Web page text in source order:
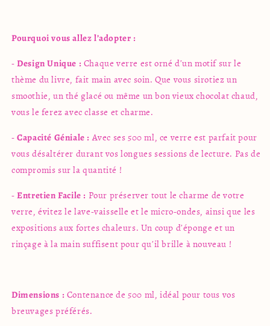
Pourquoi vous allez l’adopter :
-Design Unique : Chaque verre est orné d’un motif sur le
thème du livre, fait main avec soin. Que vous sirotiez un
smoothie, un thé glacé ou même un bon vieux chocolat chaud,
vous le ferez avec classe et charme.
-Capacité Géniale : Avec ses 500 ml, ce verre est parfait pour
vous désaltérer durant vos longues sessions de lecture. Pas de
compromis sur la quantité !
-Entretien Facile : Pour préserver tout le charme de votre
verre, évitez le lave-vaisselle et le micro-ondes, ainsi que les
expositions aux fortes chaleurs. Un coup d’éponge et un
rinçage à la main suffisent pour qu’il brille à nouveau !
Dimensions : Contenance de 500 ml, idéal pour tous vos
breuvages préférés.